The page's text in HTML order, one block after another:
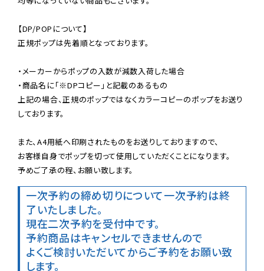
【DP/POPについて】
正規ポップは先着順となっております。
・メーカーからポップの入数が減数入荷した場合
・商品名に「※DPコピー」と記載のあるもの
上記の場合、正規のポップではなくカラーコピーのポップをお送り
しております。
また、A4用紙へ印刷されたものをお送りしておりますので、
お客様自身でポップを切って使用していただくことになります。
予めご了承の程、お願い致します。
一次予約の締め切りについて一次予約は終
了いたしました。
現在二次予約を受付中です。
予約商品はキャンセルできませんので
よくご検討いただいてからご予約をお願い致
します。